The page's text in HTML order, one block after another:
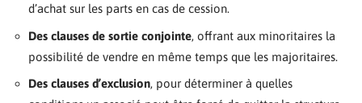
d’achat sur les parts en cas de cession.
Des clauses de sortie conjointe, offrant aux minoritaires la
possibilité de vendre en même temps que les majoritaires.
Des clauses d’exclusion, pour déterminer à quelles